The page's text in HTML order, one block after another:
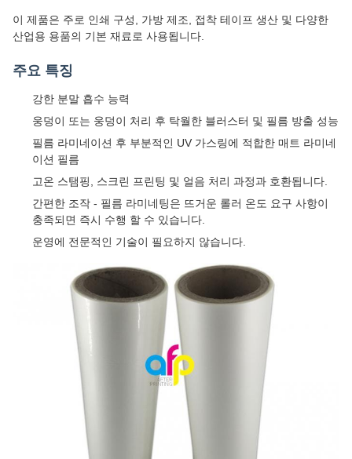
이 제품은 주로 인쇄 구성, 가방 제조, 접착 테이프 생산 및 다양한
산업용 용품의 기본 재료로 사용됩니다.
주요 특징
강한 분말 흡수 능력
웅덩이 또는 웅덩이 처리 후 탁월한 블러스터 및 필름 방출 성능
필름 라미네이션 후 부분적인 UV 가스링에 적합한 매트 라미네
이션 필름
고온 스탬핑, 스크린 프린팅 및 얼음 처리 과정과 호환됩니다.
간편한 조작 - 필름 라미네팅은 뜨거운 롤러 온도 요구 사항이
충족되면 즉시 수행 할 수 있습니다.
운영에 전문적인 기술이 필요하지 않습니다.